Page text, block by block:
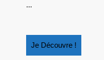
...
Je Découvre !
Découvre